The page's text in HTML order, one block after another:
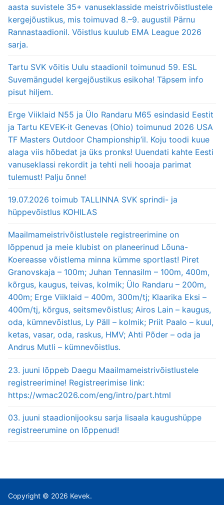
aasta suvistele 35+ vanuseklasside meistrivõistlustele
kergejõustikus, mis toimuvad 8.–9. augustil Pärnu
Rannastaadionil. Võistlus kuulub EMA League 2026
sarja.
Tartu SVK võitis Uulu staadionil toimunud 59. ESL
Suvemängudel kergejõustikus esikoha! Täpsem info
pisut hiljem.
Erge Viiklaid N55 ja Ülo Randaru M65 esindasid Eestit
ja Tartu KEVEK-it Genevas (Ohio) toimunud 2026 USA
TF Masters Outdoor Championship’il. Koju toodi kuue
alaga viis hõbedat ja üks pronks! Uuendati kahte Eesti
vanuseklassi rekordit ja tehti neli hooaja parimat
tulemust! Palju õnne!
19.07.2026 toimub TALLINNA SVK sprindi- ja
hüppevõistlus KOHILAS
Maailmameistrivõistlustele registreerimine on
lõppenud ja meie klubist on planeerinud Lõuna-
Koereasse võistlema minna kümme sportlast! Piret
Granovskaja – 100m; Juhan Tennasilm – 100m, 400m,
kõrgus, kaugus, teivas, kolmik; Ülo Randaru – 200m,
400m; Erge Viiklaid – 400m, 300m/tj; Klaarika Eksi –
400m/tj, kõrgus, seitsmevõistlus; Airos Lain – kaugus,
oda, kümnevõistlus, Ly Päll – kolmik; Priit Paalo – kuul,
ketas, vasar, oda, raskus, HMV; Ahti Põder – oda ja
Andrus Mutli – kümnevõistlus.
23. juuni lõppeb Daegu Maailmameistrivõistlustele
registreerimine! Registreerimise link:
https://wmac2026.com/eng/intro/part.html
03. juuni staadionijooksu sarja lisaala kaugushüppe
registreerumine on lõppenud!
Copyright © 2026 Kevek.